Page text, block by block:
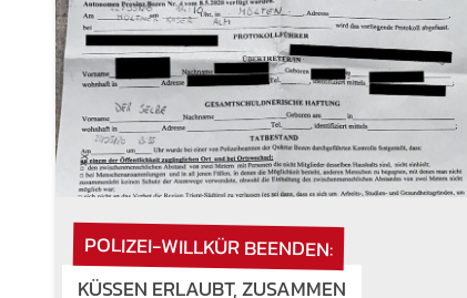
POLIZEI-WILLKÜR BEENDEN:
KÜSSEN ERLAUBT, ZUSAMMEN